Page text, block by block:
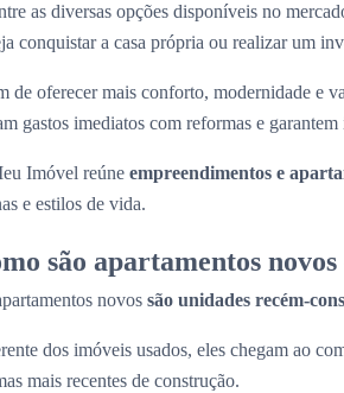
as diversas opções disponíveis no
conquistar a casa própria ou realizar um
de oferecer mais conforto, modernidade e
gastos imediatos com reformas e
Imóvel reúne empreendimentos e
e estilos de vida.
são apartamentos
novos são unidades recém-
dos imóveis usados, eles chegam ao
mais recentes de construção.